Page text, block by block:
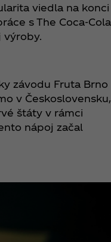
viedla na konci
s The Coca‑Cola
výroby.
závodu Fruta Brno
v Československu,
štáty v rámci
nápoj začal